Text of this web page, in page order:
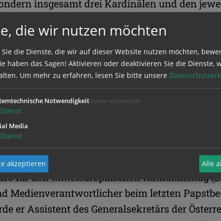
insgesamt drei Kardinälen und den
zu jeder Zeit mit höchster Kompetenz
Hinkunft eine große Stütze bleiben", betonte
bleibt auf Ersuchen des Wiener Erzbischofs
zuständig für die Öffentlichkeitsarbeit
am 1. Jänner 2010 seine Tätigkeit als
aber auch weiterhin das Medienreferat
leiten. Er ist seit 15 Jahren im
angestellt und war in dieser Zeit an allen
in Österreich gestaltend beteiligt. Er leitete
für den Mitteleuropäischen Katholikentag
Medienverantwortlicher beim letzten
er Assistent des Generalsekretärs der
die wir nutzen möchten
Sie die Dienste, die wir auf dieser Website nutzen möchten,
haben das Sagen! Aktivieren oder deaktivieren Sie die Dienste,
Um mehr zu erfahren, lesen Sie bitte unsere
Notwendigkeit (immer erforderlich)
Dienst
Media
Dienst
akzeptieren Alle